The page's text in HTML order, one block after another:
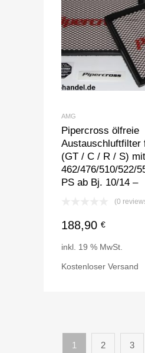
AMG
Pipercross ölfreie
Austauschluftfilter
(GT / C / R / S) mit
462/476/510/522/
PS ab Bj. 10/14 –
(0
188,90 €
inkl. 19 % MwSt.
Kostenloser Versand
1 2 3